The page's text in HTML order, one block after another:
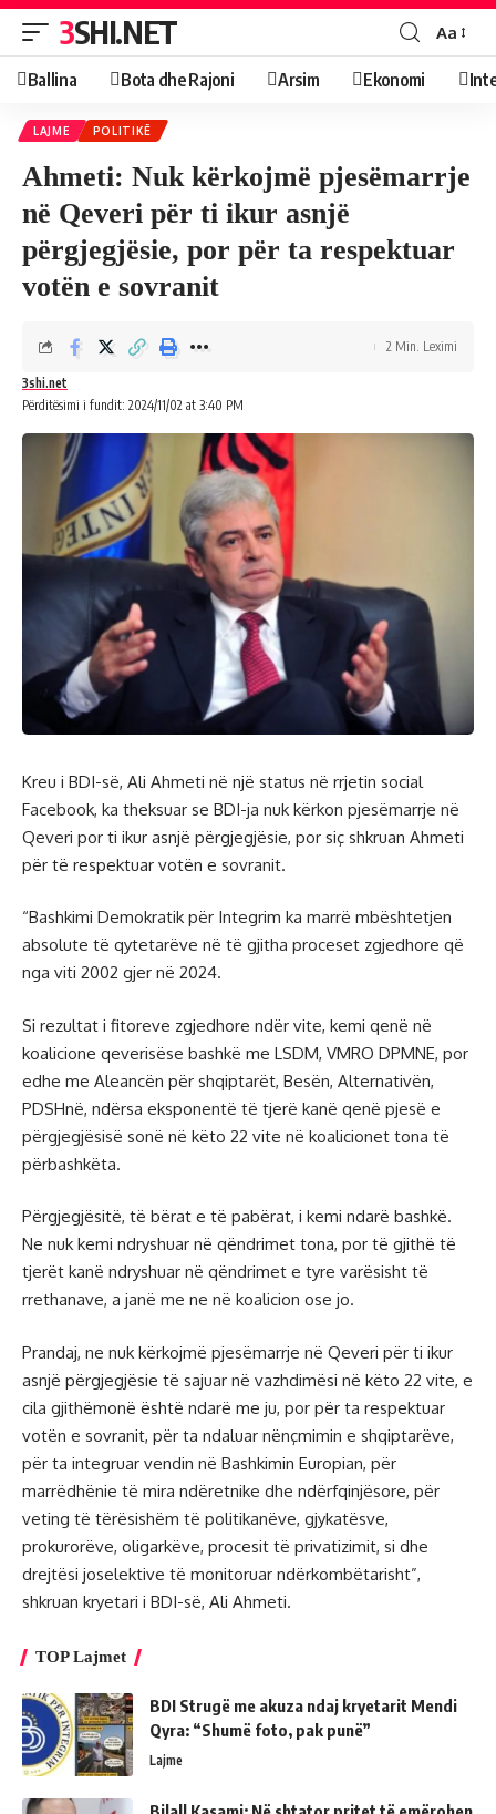
3SHI.NET Aa
Ballina Bota dhe Rajoni Arsim Ekonomi
LAJME POLITIKË
Ahmeti: Nuk kërkojmë pjesëmarrje
në Qeveri për ti ikur asnjë
përgjegjësie, por për ta respektuar
votën e sovranit
Përditësimi i fundit: 2024/11/02 at 3:40 PM
3shi.net
2 Min. Leximi
Kreu i BDI-së, Ali Ahmeti në një status në rrjetin social
Facebook, ka theksuar se BDI-ja nuk kërkon pjesëmarrje në
Qeveri por ti ikur asnjë përgjegjësie, por siç shkruan Ahmeti
për të respektuar votën e sovranit.
“Bashkimi Demokratik për Integrim ka marrë mbështetjen
absolute të qytetarëve në të gjitha proceset zgjedhore që
nga viti 2002 gjer në 2024.
Si rezultat i fitoreve zgjedhore ndër vite, kemi qenë në
koalicione qeverisëse bashkë me LSDM, VMRO DPMNE, por
edhe me Aleancën për shqiptarët, Besën, Alternativën,
PDSHnë, ndërsa eksponentë të tjerë kanë qenë pjesë e
përgjegjësisë sonë në këto 22 vite në koalicionet tona të
përbashkëta.
Përgjegjësitë, të bërat e të pabërat, i kemi ndarë bashkë.
Ne nuk kemi ndryshuar në qëndrimet tona, por të gjithë të
tjerët kanë ndryshuar në qëndrimet e tyre varësisht të
rrethanave, a janë me ne në koalicion ose jo.
Prandaj, ne nuk kërkojmë pjesëmarrje në Qeveri për ti ikur
asnjë përgjegjësie të sajuar në vazhdimësi në këto 22 vite, e
cila gjithëmonë është ndarë me ju, por për ta respektuar
votën e sovranit, për ta ndaluar nënçmimin e shqiptarëve,
për ta integruar vendin në Bashkimin Europian, për
marrëdhënie të mira ndëretnike dhe ndërfqinjësore, për
veting të tërësishëm të politikanëve, gjykatësve,
prokurorëve, oligarkëve, procesit të privatizimit, si dhe
drejtësi joselektive të monitoruar ndërkombëtarisht”,
shkruan kryetari i BDI-së, Ali Ahmeti.
TOP Lajmet
BDI Strugë me akuza ndaj kryetarit Mendi
Qyra: “Shumë foto, pak punë”
Lajme